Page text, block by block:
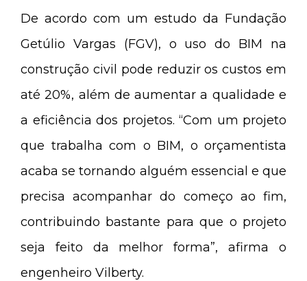
De acordo com um estudo da Fundação
Getúlio Vargas (FGV), o uso do BIM na
construção civil pode reduzir os custos em
até 20%, além de aumentar a qualidade e
a eficiência dos projetos. “Com um projeto
que trabalha com o BIM, o orçamentista
acaba se tornando alguém essencial e que
precisa acompanhar do começo ao fim,
contribuindo bastante para que o projeto
seja feito da melhor forma”, afirma o
engenheiro Vilberty.